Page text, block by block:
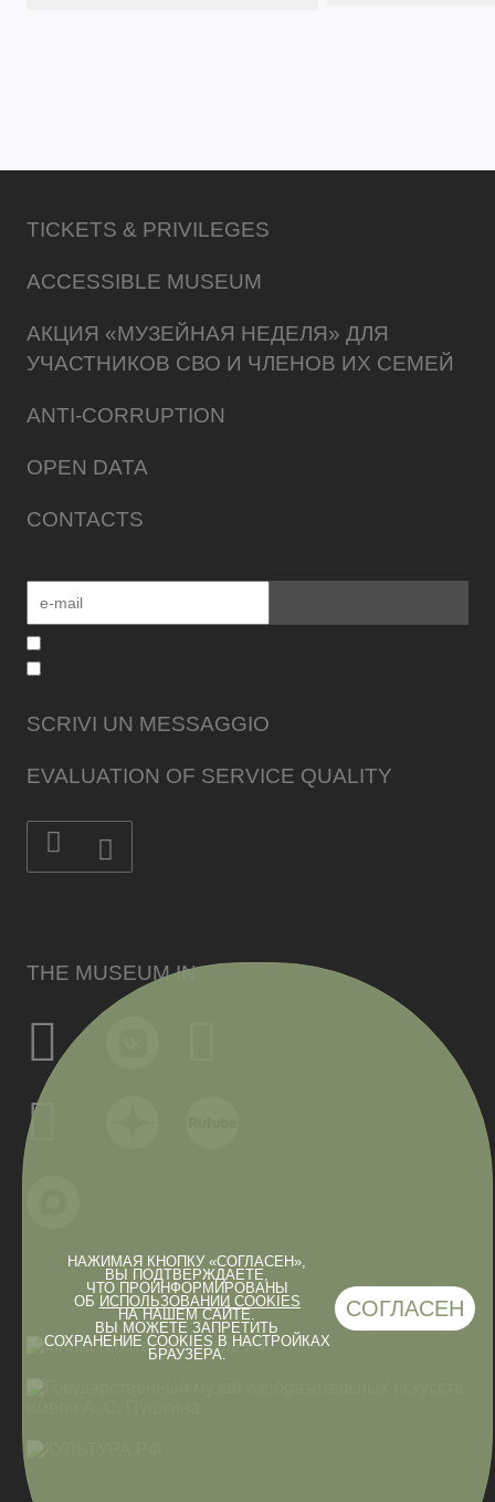
НАЖИМАЯ КНОПКУ «СОГЛАСЕН»,
ВЫ ПОДТВЕРЖДАЕТЕ,
ЧТО ПРОИНФОРМИРОВАНЫ
ОБ ИСПОЛЬЗОВАНИИ COOKIES
НА НАШЕМ САЙТЕ.
ВЫ МОЖЕТЕ ЗАПРЕТИТЬ
СОХРАНЕНИЕ COOKIES В НАСТРОЙКАХ
БРАУЗЕРА.
СОГЛАСЕН
TICKETS & PRIVILEGES
ACCESSIBLE MUSEUM
АКЦИЯ «МУЗЕЙНАЯ НЕДЕЛЯ» ДЛЯ
УЧАСТНИКОВ СВО И ЧЛЕНОВ ИХ СЕМЕЙ
ANTI-CORRUPTION
OPEN DATA
CONTACTS
THE MUSEUM IN
SCRIVI UN MESSAGGIO
EVALUATION OF SERVICE QUALITY